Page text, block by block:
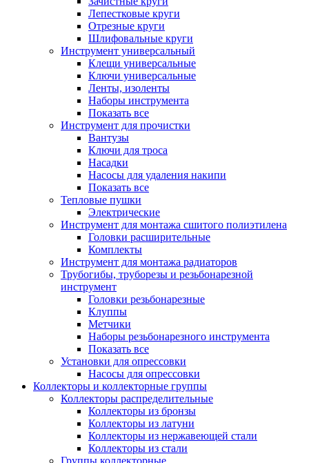
Лепестковые круги
Отрезные круги
Шлифовальные круги
Инструмент универсальный
Клещи универсальные
Ключи универсальные
Ленты, изоленты
Наборы инструмента
Показать все
Инструмент для прочистки
Вантузы
Ключи для троса
Насадки
Насосы для удаления накипи
Показать все
Тепловые пушки
Электрические
Инструмент для монтажа сшитого полиэтилена
Головки расширительные
Комплекты
Инструмент для монтажа радиаторов
Трубогибы, труборезы и резьбонарезной
инструмент
Головки резьбонарезные
Клуппы
Метчики
Наборы резьбонарезного инструмента
Показать все
Установки для опрессовки
Насосы для опрессовки
Коллекторы и коллекторные группы
Коллекторы распределительные
Коллекторы из бронзы
Коллекторы из латуни
Коллекторы из нержавеющей стали
Коллекторы из стали
Группы коллекторные